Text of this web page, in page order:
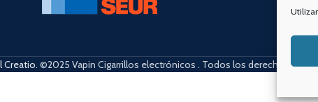
Creatio. ©2025 Vapin Cigarrillos electrónicos . Todos los derechos